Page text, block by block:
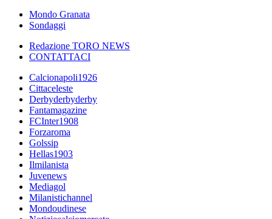
Mondo Granata
Sondaggi
Redazione TORO NEWS
CONTATTACI
Calcionapoli1926
Cittaceleste
Derbyderbyderby
Fantamagazine
FCInter1908
Forzaroma
Golssip
Hellas1903
Ilmilanista
Juvenews
Mediagol
Milanistichannel
Mondoudinese